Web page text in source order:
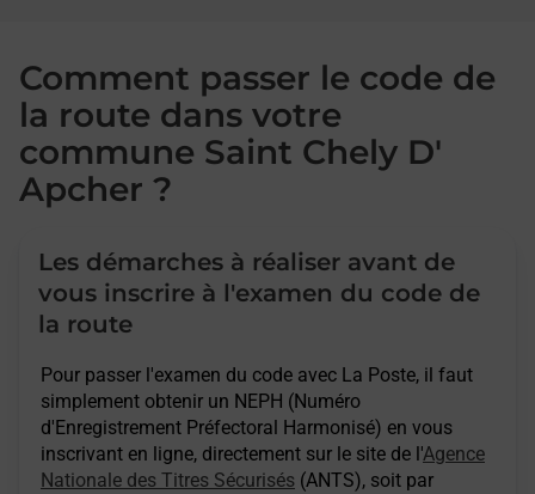
Comment passer le code de
la route dans votre
commune Saint Chely D'
Apcher ?
Les démarches à réaliser avant de
vous inscrire à l'examen du code de
la route
Pour passer l'examen du code avec La Poste, il faut
simplement obtenir un NEPH (Numéro
d'Enregistrement Préfectoral Harmonisé) en vous
inscrivant en ligne, directement sur le site de l'Agence
Nationale des Titres Sécurisés (ANTS), soit par